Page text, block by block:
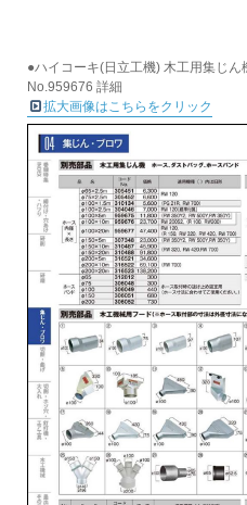
●ハイコーキ(日立工機) 木工用集じ
No.959676 詳細
拡大画像はこちらをクリック